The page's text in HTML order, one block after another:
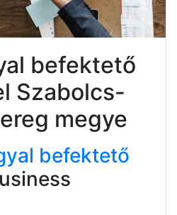
befektető
Szabolcs-
megye
befektető